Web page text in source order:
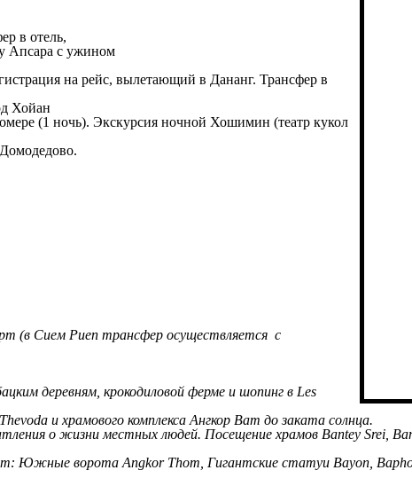
в отель,
Апсара с ужином
на рейс, вылетающий в Дананг. Трансфер в
Хойан
(1 ночь). Экскурсия ночной Хошимин (театр кукол
(в Сием Риеп трансфер осуществляется с
деревням, крокодиловой ферме и шопинг в Les
и храмового комплекса Ангкор Ват до заката солнца.
о жизни местных людей. Посещение храмов Bantey Srei,
Южные ворота Angkor Thom, Гигантские статуи Bayon,